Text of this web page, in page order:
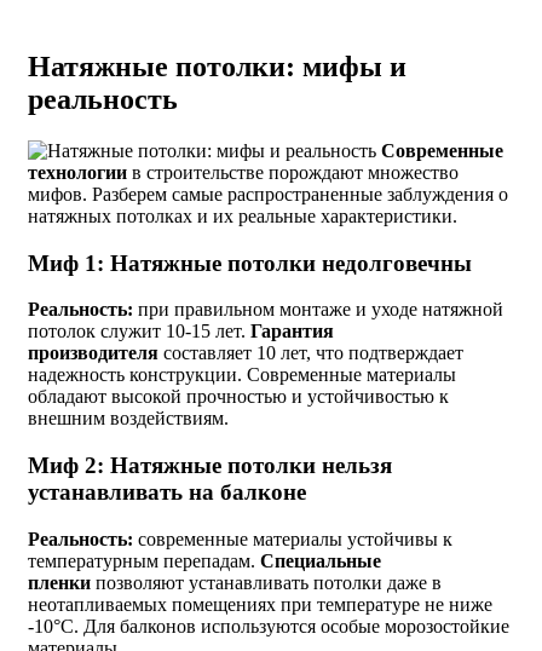
Натяжные потолки: мифы и
реальность
Современные
технологии в строительстве порождают множество
мифов. Разберем самые распространенные заблуждения о
натяжных потолках и их реальные характеристики.
Миф 1: Натяжные потолки недолговечны
Реальность: при правильном монтаже и уходе натяжной
потолок служит 10-15 лет. Гарантия
производителя составляет 10 лет, что подтверждает
надежность конструкции. Современные материалы
обладают высокой прочностью и устойчивостью к
внешним воздействиям.
Миф 2: Натяжные потолки нельзя
устанавливать на балконе
Реальность: современные материалы устойчивы к
температурным перепадам. Специальные
пленки позволяют устанавливать потолки даже в
неотапливаемых помещениях при температуре не ниже
-10°C. Для балконов используются особые морозостойкие